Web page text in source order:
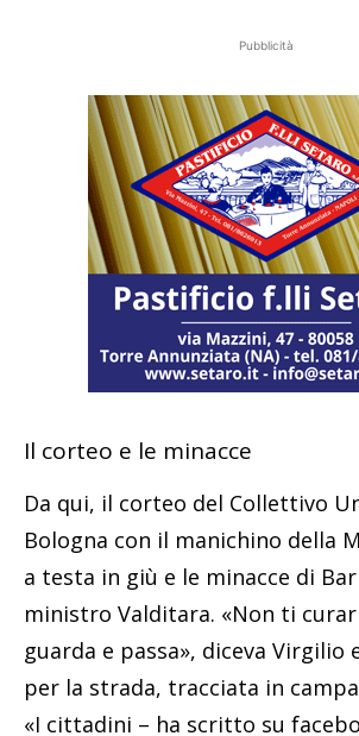
Pubblicità
Il corteo e le minacce
Da qui, il corteo del Collettivo
Bologna con il manichino della
a testa in giù e le minacce di
ministro Valditara. «Non ti
guarda e passa», diceva Virgilio
per la strada, tracciata in
«I cittadini – ha scritto su